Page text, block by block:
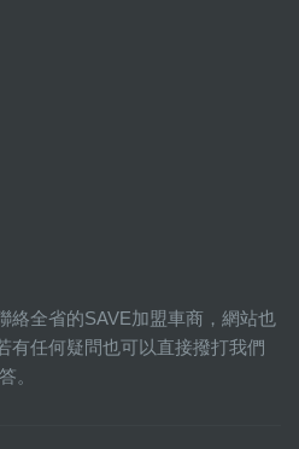
絡全省的SAVE加盟車商，網站也
有任何疑問也可以直接撥打我們
。